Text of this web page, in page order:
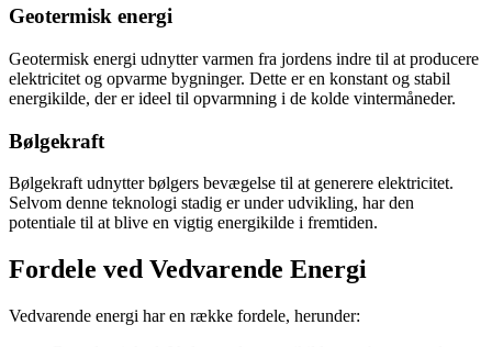
Geotermisk energi
Geotermisk energi udnytter varmen fra jordens indre til at producere
elektricitet og opvarme bygninger. Dette er en konstant og stabil
energikilde, der er ideel til opvarmning i de kolde vintermåneder.
Bølgekraft
Bølgekraft udnytter bølgers bevægelse til at generere elektricitet.
Selvom denne teknologi stadig er under udvikling, har den
potentiale til at blive en vigtig energikilde i fremtiden.
Fordele ved Vedvarende Energi
Vedvarende energi har en række fordele, herunder: